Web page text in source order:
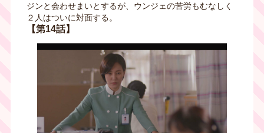
ジンと会わせまいとするが、ウンジェの苦労もむなしく
２人はついに対面する。
【第14話】